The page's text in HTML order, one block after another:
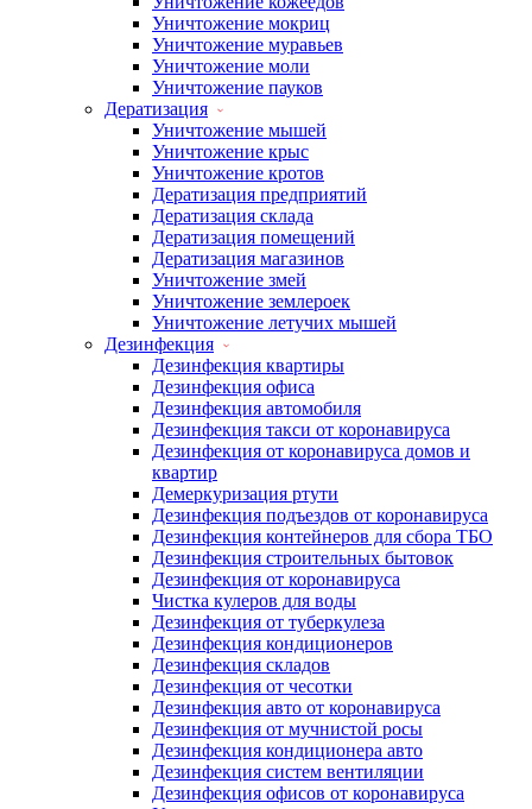
Уничтожение мокриц
Уничтожение муравьев
Уничтожение моли
Уничтожение пауков
Дератизация
Уничтожение мышей
Уничтожение крыс
Уничтожение кротов
Дератизация предприятий
Дератизация склада
Дератизация помещений
Дератизация магазинов
Уничтожение змей
Уничтожение землероек
Уничтожение летучих мышей
Дезинфекция
Дезинфекция квартиры
Дезинфекция офиса
Дезинфекция автомобиля
Дезинфекция такси от коронавируса
Дезинфекция от коронавируса домов и
квартир
Демеркуризация ртути
Дезинфекция подъездов от коронавируса
Дезинфекция контейнеров для сбора ТБО
Дезинфекция строительных бытовок
Дезинфекция от коронавируса
Чистка кулеров для воды
Дезинфекция от туберкулеза
Дезинфекция кондиционеров
Дезинфекция складов
Дезинфекция от чесотки
Дезинфекция авто от коронавируса
Дезинфекция от мучнистой росы
Дезинфекция кондиционера авто
Дезинфекция систем вентиляции
Дезинфекция офисов от коронавируса